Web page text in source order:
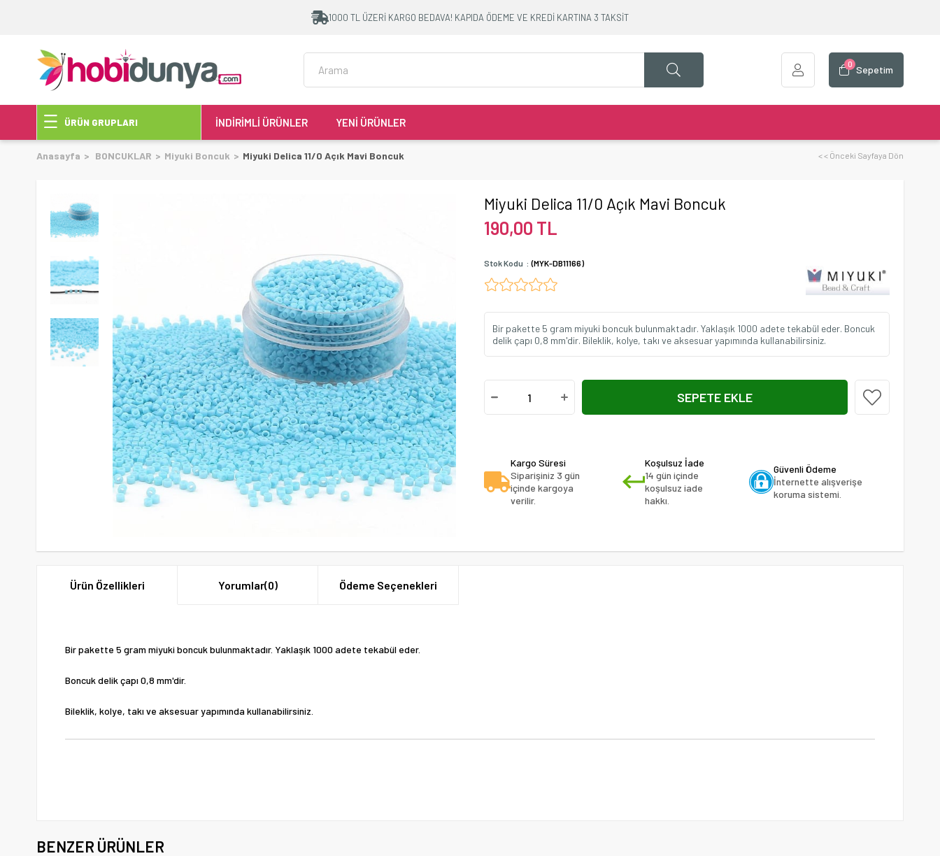
1000 TL ÜZERİ KARGO BEDAVA! KAPIDA ÖDEME VE KREDİ KARTINA 3 TAKSİT
Sepetim
0
ÜRÜN GRUPLARI İNDİRİMLİ ÜRÜNLER YENİ ÜRÜNLER
Anasayfa BONCUKLAR Miyuki Boncuk Miyuki Delica 11/0 Açık Mavi Boncuk < < Önceki Sayfaya Dön
Miyuki Delica 11/0 Açık Mavi Boncuk
190,00 TL
Stok Kodu (MYK-DB11166)
Bir pakette 5 gram miyuki boncuk bulunmaktadır. Yaklaşık 1000 adete tekabül eder. Boncuk
delik çapı 0,8 mm'dir. Bileklik, kolye, takı ve aksesuar yapımında kullanabilirsiniz.
Kargo Süresi
Siparişiniz 3 gün
içinde kargoya
verilir.
Koşulsuz İade
14 gün içinde
koşulsuz iade
hakkı.
Güvenli Ödeme
İnternette alışverişe
koruma sistemi.
Ürün Özellikleri Yorumlar(0) Ödeme Seçenekleri
Bir pakette 5 gram miyuki boncuk bulunmaktadır. Yaklaşık 1000 adete tekabül eder.
Boncuk delik çapı 0,8 mm'dir.
Bileklik, kolye, takı ve aksesuar yapımında kullanabilirsiniz.
BENZER ÜRÜNLER